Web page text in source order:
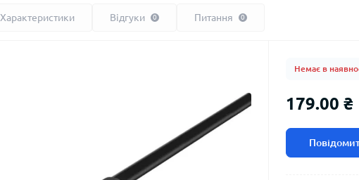
Характеристики Відгуки 0 Питання 0
Немає в
179.00 ₴